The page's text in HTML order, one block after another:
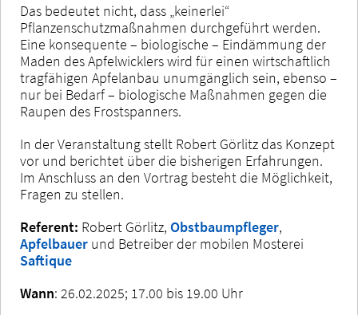
Das bedeutet nicht, dass „keinerlei“
Pflanzenschutzmaßnahmen durchgeführt werden.
Eine konsequente – biologische – Eindämmung der
Maden des Apfelwicklers wird für einen wirtschaftlich
tragfähigen Apfelanbau unumgänglich sein, ebenso –
nur bei Bedarf – biologische Maßnahmen gegen die
Raupen des Frostspanners.
In der Veranstaltung stellt Robert Görlitz das Konzept
vor und berichtet über die bisherigen Erfahrungen.
Im Anschluss an den Vortrag besteht die Möglichkeit,
Fragen zu stellen.
Referent: Robert Görlitz, Obstbaumpfleger,
Apfelbauer und Betreiber der mobilen Mosterei
Saftique
Wann: 26.02.2025; 17.00 bis 19.00 Uhr